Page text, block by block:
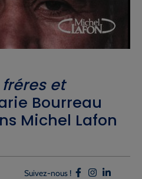
et
Bourreau
Michel Lafon
Suivez-nous !